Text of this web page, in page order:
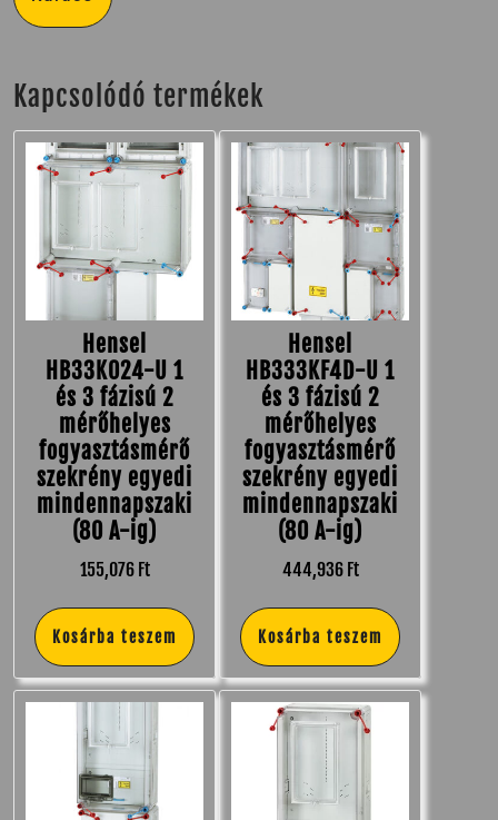
Kapcsolódó termékek
Hensel
HB33K024-U 1
és 3 fázisú 2
mérőhelyes
fogyasztásmérő
szekrény egyedi
mindennapszaki
(80 A-ig)
155,076 Ft
Kosárba teszem
Hensel
HB333KF4D-U 1
és 3 fázisú 2
mérőhelyes
fogyasztásmérő
szekrény egyedi
mindennapszaki
(80 A-ig)
444,936 Ft
Kosárba teszem